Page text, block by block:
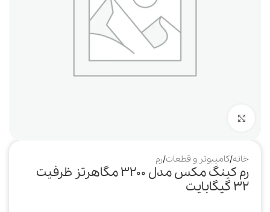
خانه/کامپیوتر و قطعات/رم
رم کینگ مکس مدل 3200 مگاهرتز ظرفیت
32 گیگابایت